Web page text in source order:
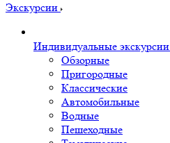
Экскурсии
Индивидуальные экскурсии
Обзорные
Пригородные
Классические
Автомобильные
Водные
Пешеходные